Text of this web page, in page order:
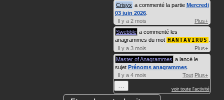
Crisyx a commenté la partie Mercredi
03 juin 2026
Il y a 2 mois
Plus+
Swebble a commenté les
anagrammes du mot HANTAVIRUS
Il y a 3 mois
Plus+
Master of Anagrammes a lancé le
sujet Prénoms anagrammes
Il y a 4 mois
Tout Plus+
voir toute l'activité